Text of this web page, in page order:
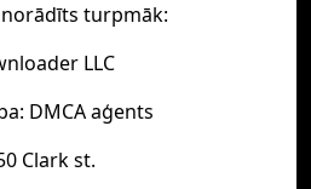
turpmāk:
LLC
DMCA aģents
Clark st.